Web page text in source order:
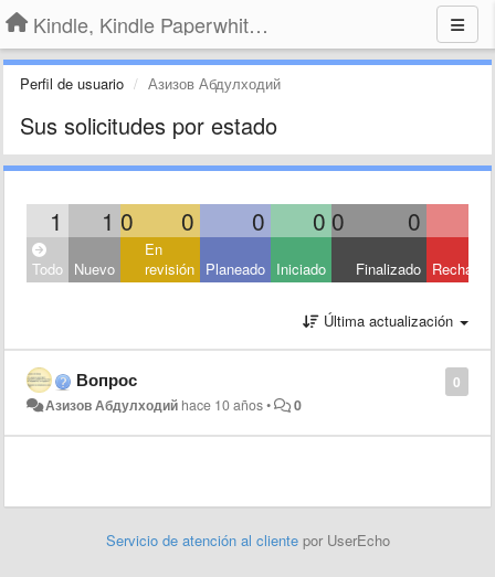
Kindle, Kindle Paperwhite, Kindle Voyage
Perfil de usuario Азизов Абдулходий
Sus solicitudes por estado
1 1 0 0 0 0 0 0
Todo Nuevo
En
revisión Planeado Iniciado Finalizado
Última actualización
0
Вопрос
Азизов Абдулходий hace 10 años• 0
Servicio de atención al cliente por UserEcho